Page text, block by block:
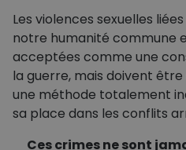
Les violences sexuelles
notre humanité commune
acceptées comme une
la guerre, mais doivent
une méthode totalement
sa place dans les conflits
Ces crimes ne sont